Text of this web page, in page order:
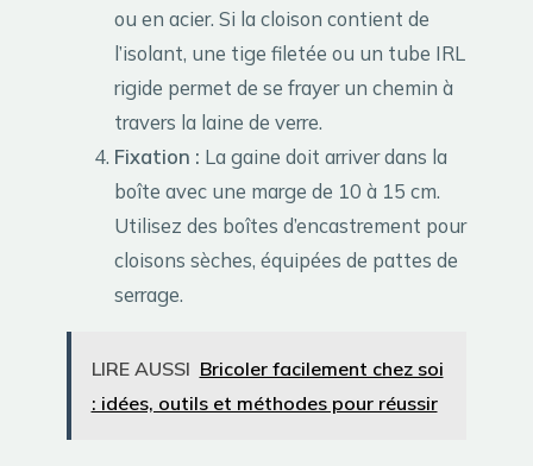
ou en acier. Si la cloison contient de
l’isolant, une tige filetée ou un tube IRL
rigide permet de se frayer un chemin à
travers la laine de verre.
Fixation : La gaine doit arriver dans la
boîte avec une marge de 10 à 15 cm.
Utilisez des boîtes d’encastrement pour
cloisons sèches, équipées de pattes de
serrage.
LIRE AUSSI Bricoler facilement chez soi
: idées, outils et méthodes pour réussir